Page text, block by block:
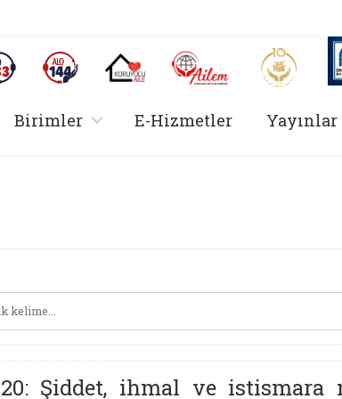
Sorular
Alo 183 (yeni sekmede açılır)Alo 144 (yeni sekmede açılır)Koruyucu Aile (yeni sekmede açılır)
AİLEM İletişim Aile ve
içerir
Birimler, alt menü içerir
E-Hizmetler Yayınlar
Şiddet, ihmal ve istismara